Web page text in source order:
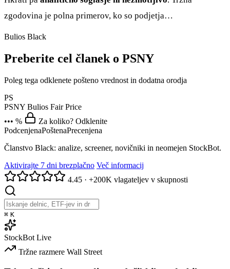
zgodovina je polna primerov, ko so podjetja…
Bulios Black
Preberite cel članek o PSNY
Poleg tega odklenete pošteno vrednost in dodatna orodja
PS
PSNY Bulios Fair Price
••• %
Za koliko? Odklenite
PodcenjenaPoštenaPrecenjena
Članstvo Black: analize, screener, novičniki in neomejen StockBot.
Aktivirajte 7 dni brezplačno Več informacij
4.45 · +200K vlagateljev v skupnosti
⌘ K
StockBot Live
Tržne razmere Wall Street